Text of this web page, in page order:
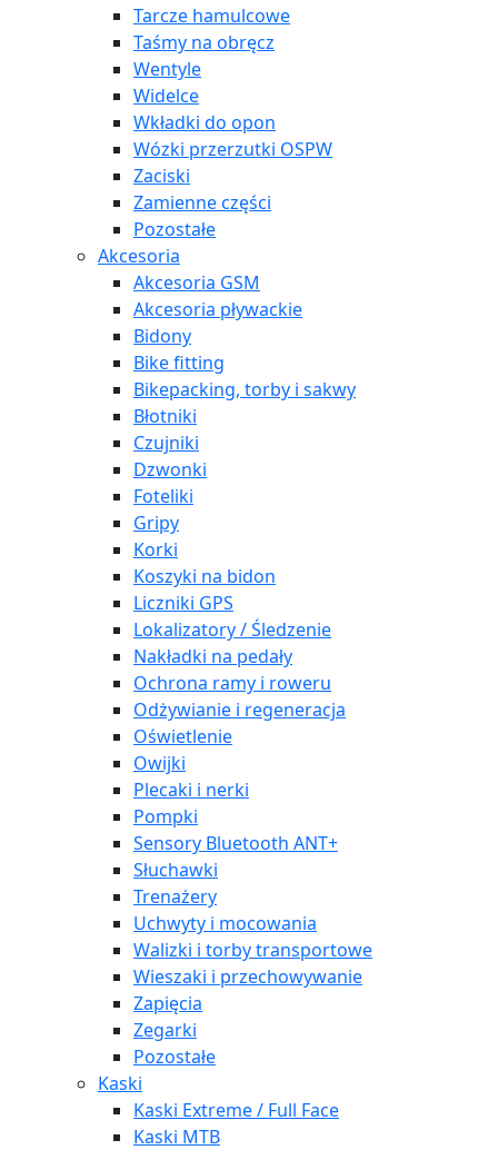
Tarcze hamulcowe
Taśmy na obręcz
Wentyle
Widelce
Wkładki do opon
Wózki przerzutki OSPW
Zaciski
Zamienne części
Pozostałe
Akcesoria
Akcesoria GSM
Akcesoria pływackie
Bidony
Bike fitting
Bikepacking, torby i sakwy
Błotniki
Czujniki
Dzwonki
Foteliki
Gripy
Korki
Koszyki na bidon
Liczniki GPS
Lokalizatory / Śledzenie
Nakładki na pedały
Ochrona ramy i roweru
Odżywianie i regeneracja
Oświetlenie
Owijki
Plecaki i nerki
Pompki
Sensory Bluetooth ANT+
Słuchawki
Trenażery
Uchwyty i mocowania
Walizki i torby transportowe
Wieszaki i przechowywanie
Zapięcia
Zegarki
Pozostałe
Kaski
Kaski Extreme / Full Face
Kaski MTB